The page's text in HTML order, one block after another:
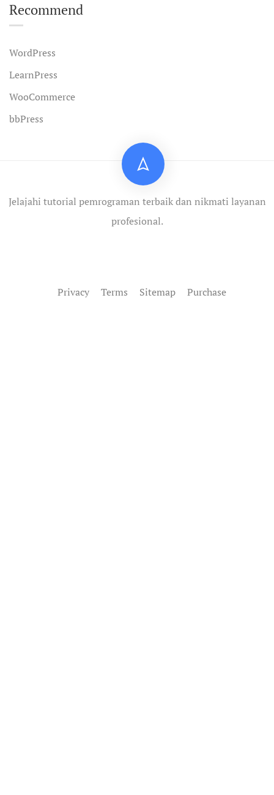
Recommend
WordPress
LearnPress
WooCommerce
bbPress
Jelajahi tutorial pemrograman terbaik dan nikmati layanan
profesional.
Privacy Terms Sitemap Purchase